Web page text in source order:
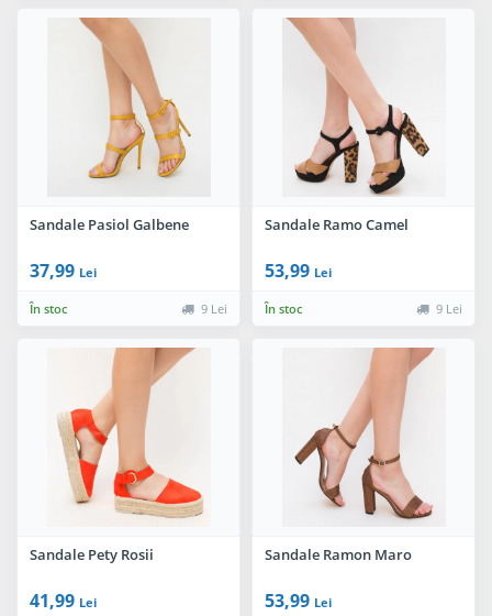
Sandale Pasiol Galbene
37,99 Lei
În stoc 9 Lei
Sandale Ramo Camel
53,99 Lei
În stoc 9 Lei
Sandale Pety Rosii
41,99 Lei
Sandale Ramon Maro
53,99 Lei